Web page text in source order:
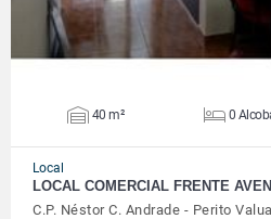
40 m² 0
Local
LOCAL COMERCIAL FRENTE
C.P. Néstor C. Andrade - Perito